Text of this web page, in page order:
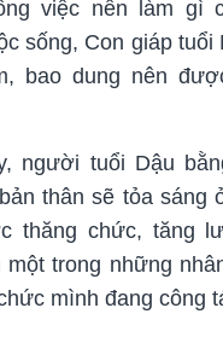
việc nên làm gì
sống, Con giáp tuổi
bao dung nên
người tuổi Dậu
thân sẽ tỏa sáng
thăng chức, tăng
trong những
mình đang công